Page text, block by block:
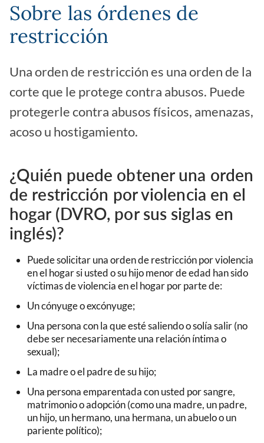
Sobre las órdenes de
restricción
Una orden de restricción es una orden de la
corte que le protege contra abusos. Puede
protegerle contra abusos físicos, amenazas,
acoso u hostigamiento.
¿Quién puede obtener una orden
de restricción por violencia en el
hogar (DVRO, por sus siglas en
inglés)?
Puede solicitar una orden de restricción por violencia
en el hogar si usted o su hijo menor de edad han sido
víctimas de violencia en el hogar por parte de:
Un cónyuge o excónyuge;
Una persona con la que esté saliendo o solía salir (no
debe ser necesariamente una relación íntima o
sexual);
La madre o el padre de su hijo;
Una persona emparentada con usted por sangre,
matrimonio o adopción (como una madre, un padre,
un hijo, un hermano, una hermana, un abuelo o un
pariente político);